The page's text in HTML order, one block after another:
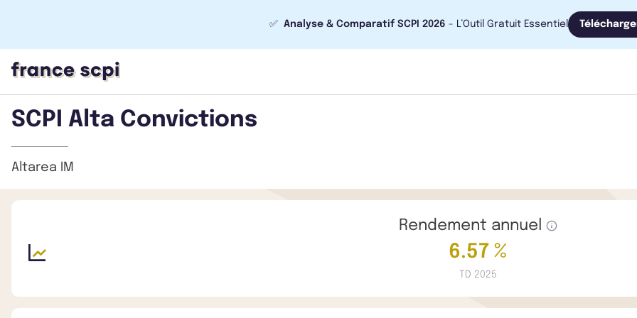
✅ Analyse & Comparatif SCPI 2026 - L’Outil Gratuit Essentiel
SCPI Alta Convictions
Altarea IM
Rendement annuel
6.57 %
TD 2025